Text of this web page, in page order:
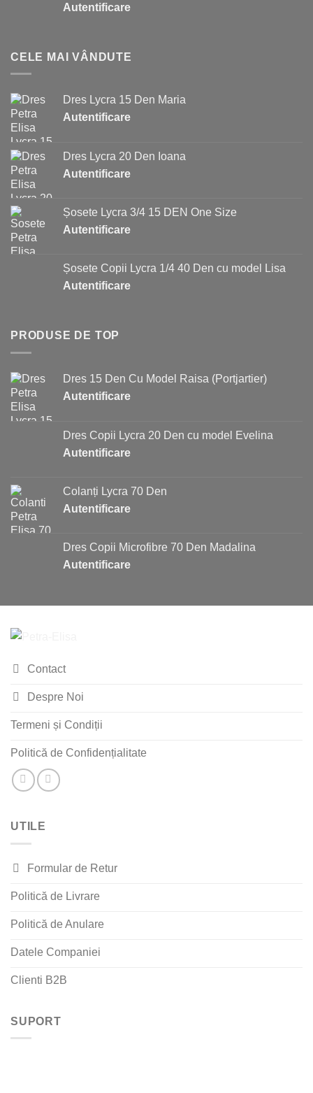
Autentificare
CELE MAI VÂNDUTE
Dres Lycra 15 Den Maria
Autentificare
Dres Lycra 20 Den Ioana
Autentificare
Șosete Lycra 3/4 15 DEN One Size
Autentificare
Șosete Copii Lycra 1/4 40 Den cu model Lisa
Autentificare
PRODUSE DE TOP
Dres 15 Den Cu Model Raisa (Portjartier)
Autentificare
Dres Copii Lycra 20 Den cu model Evelina
Autentificare
Colanți Lycra 70 Den
Autentificare
Dres Copii Microfibre 70 Den Madalina
Autentificare
Contact
Despre Noi
Termeni și Condiții
Politică de Confidențialitate
UTILE
Formular de Retur
Politică de Livrare
Politică de Anulare
Datele Companiei
Clienti B2B
SUPORT